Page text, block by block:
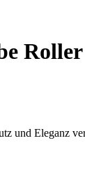
und Eleganz